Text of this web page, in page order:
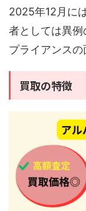
2025年12月に
者としては異
プライアンスの
買取の特徴